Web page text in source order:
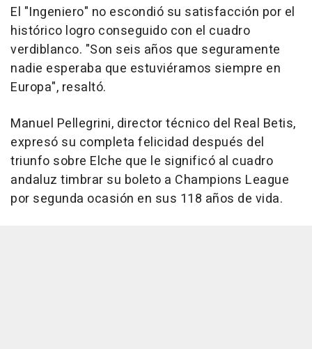
El "Ingeniero" no escondió su satisfacción por el
histórico logro conseguido con el cuadro
verdiblanco. "Son seis años que seguramente
nadie esperaba que estuviéramos siempre en
Europa", resaltó.
Manuel Pellegrini, director técnico del Real Betis,
expresó su completa felicidad después del
triunfo sobre Elche que le significó al cuadro
andaluz timbrar su boleto a Champions League
por segunda ocasión en sus 118 años de vida.